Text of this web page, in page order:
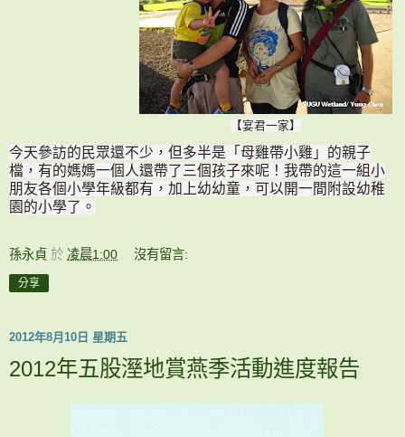
【宴君一家】
今天參訪的民眾還不少，但多半是「母雞帶小雞」的親子
檔，有的媽媽一個人還帶了三個孩子來呢！我帶的這一組小
朋友各個小學年級都有，加上幼幼童，可以開一間附設幼稚
園的小學了。
孫永貞 於 凌晨1:00 沒有留言:
分享
2012年8月10日 星期五
2012年五股溼地賞燕季活動進度報告